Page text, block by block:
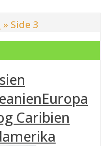
» Side 3
Europa
Caribien